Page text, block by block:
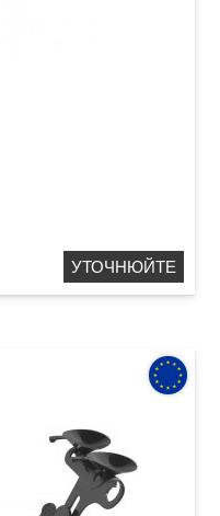
УТОЧНЮЙТЕ